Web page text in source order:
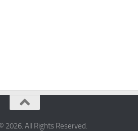
2026. All Rights Reserved.